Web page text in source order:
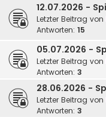
12.07.2026 -
Letzter Beitrag von
Antworten: 15
05.07.2026 -
Letzter Beitrag von
Antworten: 3
28.06.2026 -
Letzter Beitrag von
Antworten: 3